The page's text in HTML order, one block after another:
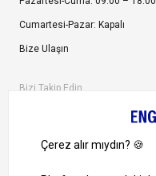
Cumartesi-Pazar: Kapalı
Bize Ulaşın
Bizi Takip Edin